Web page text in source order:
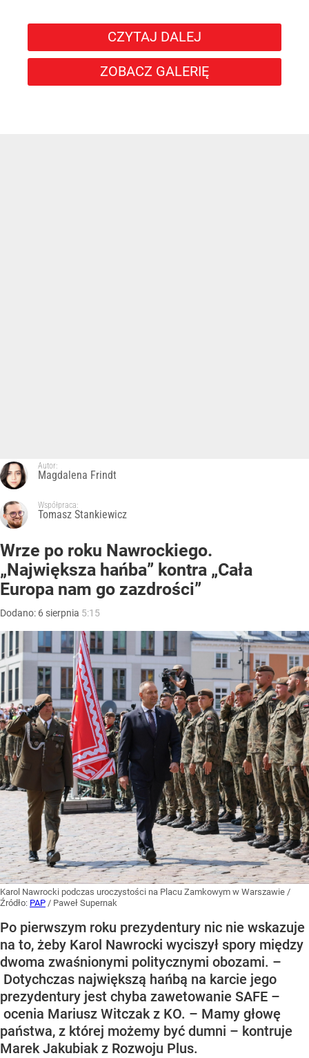
CZYTAJ DALEJ
ZOBACZ GALERIĘ
Autor:
Magdalena Frindt
Współpraca:
Tomasz Stankiewicz
Wrze po roku Nawrockiego.
„Największa hańba” kontra „Cała
Europa nam go zazdrości”
Dodano: 6 sierpnia 5:15
Karol Nawrocki podczas uroczystości na Placu Zamkowym w Warszawie /
Źródło: PAP / Paweł Supernak
Po pierwszym roku prezydentury nic nie wskazuje
na to, żeby Karol Nawrocki wyciszył spory między
dwoma zwaśnionymi politycznymi obozami. –
Dotychczas największą hańbą na karcie jego
prezydentury jest chyba zawetowanie SAFE –
ocenia Mariusz Witczak z KO. – Mamy głowę
państwa, z której możemy być dumni – kontruje
Marek Jakubiak z Rozwoju Plus.